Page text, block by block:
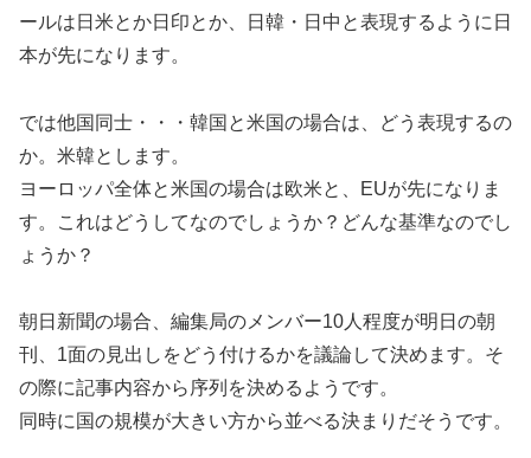
ールは日米とか日印とか、日韓・日中と表現するように日
本が先になります。
では他国同士・・・韓国と米国の場合は、どう表現するの
か。米韓とします。
ヨーロッパ全体と米国の場合は欧米と、EUが先になりま
す。これはどうしてなのでしょうか？どんな基準なのでし
ょうか？
朝日新聞の場合、編集局のメンバー10人程度が明日の朝
刊、1面の見出しをどう付けるかを議論して決めます。そ
の際に記事内容から序列を決めるようです。
同時に国の規模が大きい方から並べる決まりだそうです。